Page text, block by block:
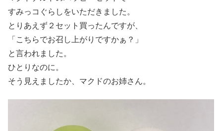
すみっコぐらしをいただきました。
とりあえず２セット買ったんですが、
「こちらでお召し上がりですかぁ？」
と言われました。
ひとりなのに。
そう見えましたか、マクドのお姉さん。